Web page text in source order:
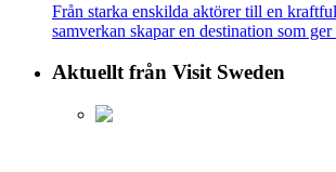
Från starka enskilda aktörer till en
samverkan skapar en destination som
Aktuellt från Visit Sweden